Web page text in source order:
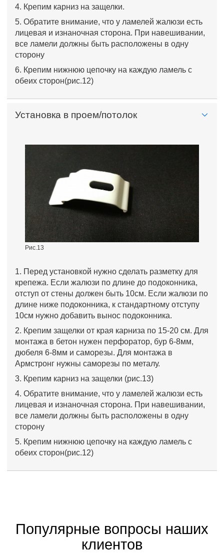
4. Крепим карниз на защелки.
5. Обратите внимание, что у ламелей жалюзи есть
лицевая и изнаночная сторона. При навешивании,
все ламели должны быть расположены в одну
сторону
6. Крепим нижнюю цепочку на каждую ламель с
обеих сторон(рис.12)
Установка в проем/потолок
Рис.13
1. Перед установкой нужно сделать разметку для
крепежа. Если жалюзи по длине до подоконника,
отступ от стены должен быть 10см. Если жалюзи по
длине ниже подоконника, к стандартному отступу
10см нужно добавить вынос подоконника.
2. Крепим защелки от края карниза по 15-20 см. Для
монтажа в бетон нужен перфоратор, бур 6-8мм,
дюбеля 6-8мм и саморезы. Для монтажа в
Армстронг нужны саморезы по металу.
3. Крепим карниз на защелки (рис.13)
4. Обратите внимание, что у ламелей жалюзи есть
лицевая и изнаночная сторона. При навешивании,
все ламели должны быть расположены в одну
сторону
5. Крепим нижнюю цепочку на каждую ламель с
обеих сторон(рис.12)
Популярные вопросы наших
клиентов